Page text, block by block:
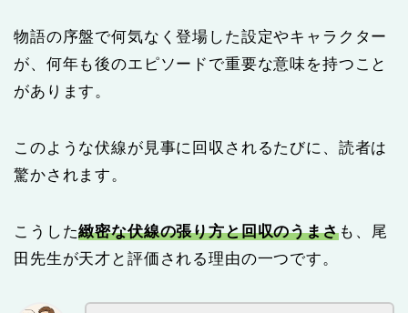
物語の序盤で何気なく登場した設定やキャラクター
が、何年も後のエピソードで重要な意味を持つこと
があります。
このような伏線が見事に回収されるたびに、読者は
驚かされます。
こうした緻密な伏線の張り方と回収のうまさも、尾
田先生が天才と評価される理由の一つです。